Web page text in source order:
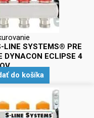
LINE SYSTEMS® PRE
DYNACON ECLIPSE 4
do košíka